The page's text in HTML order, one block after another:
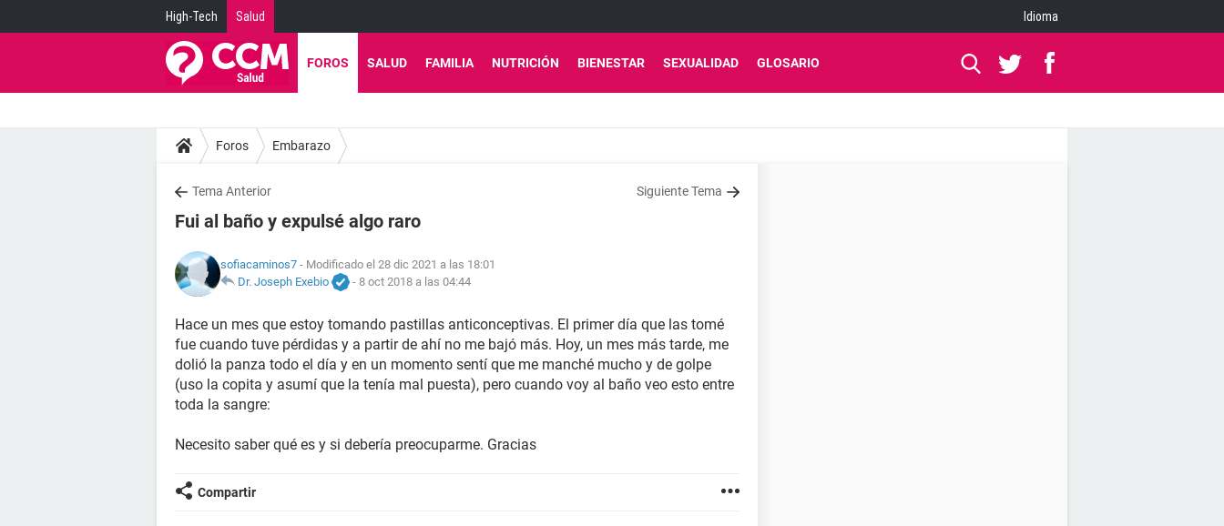
High-Tech Salud Idioma
FOROS SALUD FAMILIA NUTRICIÓN BIENESTAR SEXUALIDAD GLOSARIO
Foros Embarazo
Tema Anterior Siguiente Tema
Fui al baño y expulsé algo raro
sofiacaminos7 - Modificado el 28 dic 2021 a las 18:01
Dr. Joseph Exebio
- 8 oct 2018 a las 04:44
Hace un mes que estoy tomando pastillas anticonceptivas. El primer día que las tomé
fue cuando tuve pérdidas y a partir de ahí no me bajó más. Hoy, un mes más tarde, me
dolió la panza todo el día y en un momento sentí que me manché mucho y de golpe
(uso la copita y asumí que la tenía mal puesta), pero cuando voy al baño veo esto entre
toda la sangre:
Necesito saber qué es y si debería preocuparme. Gracias
Compartir